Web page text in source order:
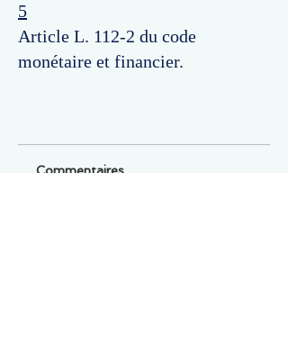
5
Article L. 112-2 du code
monétaire et financier.
Commentaires